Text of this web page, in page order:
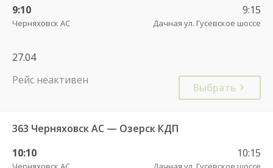
9:10
Черняховск АС
9:15
Дачная ул. Гусевское шоссе
27.04
Рейс неактивен
Выбрать
363 Черняховск АС — Озерск КДП
10:10
10:15